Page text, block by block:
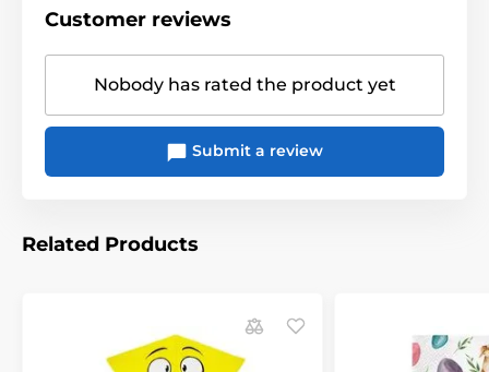
Customer reviews
Nobody has rated the product yet
Submit a review
Related Products